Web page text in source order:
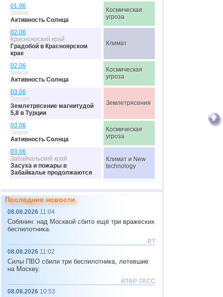
01.06
Земля
Активность Солнца
Космическая
угроза
02.06
Красноярский край
Градобой в Красноярском
крае
Климат
02.06
Земля
Активность Солнца
Космическая
угроза
03.06
Турция
Землетрясение магнитудой
5,8 в Турции
Землетрясения
03.06
Земля
Активность Солнца
Космическая
угроза
03.06
Забайкальский край
Засуха и пожары в
Забайкалье продолжаются
Климат и New
technology
Мексика
ДТП с автобусом на севере
Мексики
Дорожный
03.06
Канада
Масштабы пожаров в Канаде
03.06
Франция
Градобой во Франции
Климат иМТК
Велибритания
Засуха в Велибритании
Климат
Последние новости
08.08.2026 11:04
Собянин: над Москвой сбито ещё три вражеских
беспилотника.
RT
08.08.2026 11:02
Силы ПВО сбили три беспилотника, летевшие
на Москву.
ИТАР-ТАСС
08.08.2026 10:53